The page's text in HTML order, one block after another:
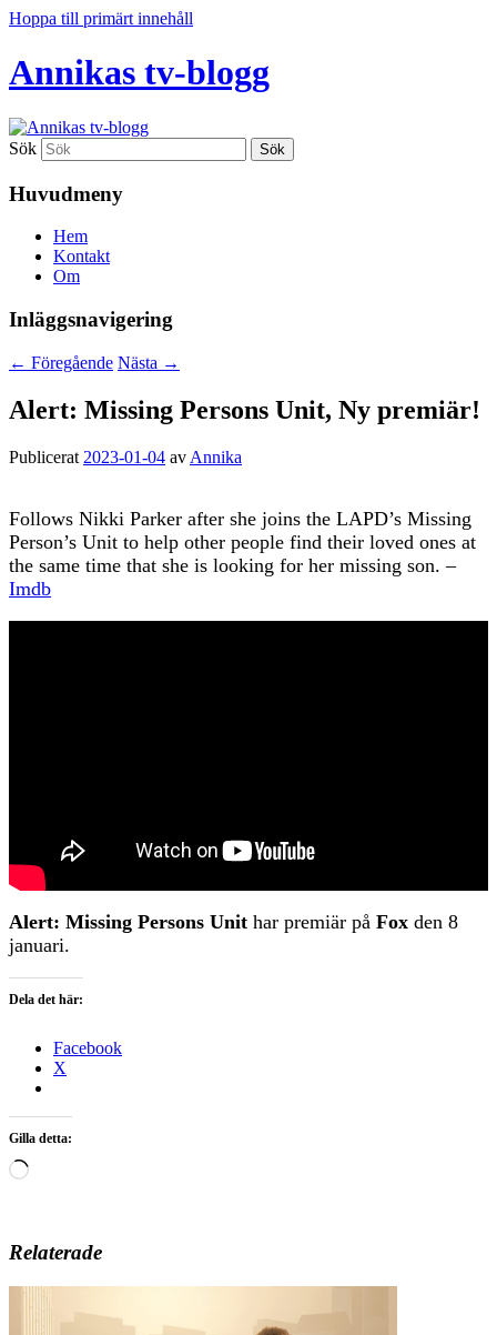
Hoppa till primärt innehåll
Annikas tv-blogg
Sök
Huvudmeny
Hem
Kontakt
Om
Inläggsnavigering
← Föregående Nästa →
Alert: Missing Persons Unit, Ny premiär!
Publicerat 2023-01-04 av Annika
Follows Nikki Parker after she joins the LAPD’s Missing
Person’s Unit to help other people find their loved ones at
the same time that she is looking for her missing son. –
Imdb
Alert: Missing Persons Unit har premiär på Fox den 8
januari.
Dela det här:
Facebook
X
Gilla detta:
Laddar
Relaterade